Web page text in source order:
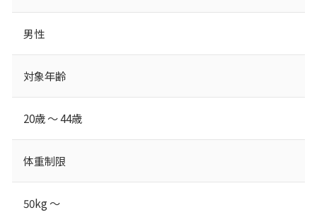
男性
対象年齢
20歳 ～ 44歳
体重制限
50kg ～